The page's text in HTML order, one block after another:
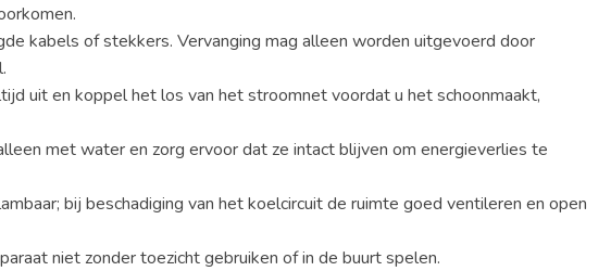
kabels of stekkers. Vervanging mag alleen worden uitgevoerd door
uit en koppel het los van het stroomnet voordat u het schoonmaakt,
met water en zorg ervoor dat ze intact blijven om energieverlies te
bij beschadiging van het koelcircuit de ruimte goed ventileren en open
niet zonder toezicht gebruiken of in de buurt spelen.